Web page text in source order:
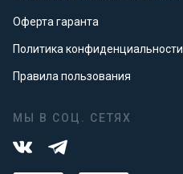
Оферта гаранта
Политика конфиденциальности
Правила пользования
МЫ В СОЦ. СЕТЯХ